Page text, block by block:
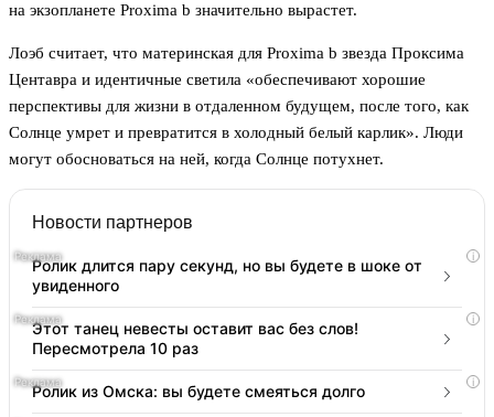
на экзопланете Proxima b значительно вырастет.
Лоэб считает, что материнская для Proxima b звезда Проксима
Центавра и идентичные светила «обеспечивают хорошие
перспективы для жизни в отдаленном будущем, после того, как
Солнце умрет и превратится в холодный белый карлик». Люди
могут обосноваться на ней, когда Солнце потухнет.
Новости партнеров
i
Ролик длится пару секунд, но вы будете в шоке от
увиденного
i
Этот танец невесты оставит вас без слов!
Пересмотрела 10 раз
i
Ролик из Омска: вы будете смеяться долго